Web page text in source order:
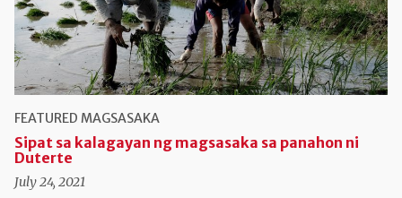
FEATURED MAGSASAKA
Sipat sa kalagayan ng magsasaka sa panahon ni
Duterte
July 24, 2021